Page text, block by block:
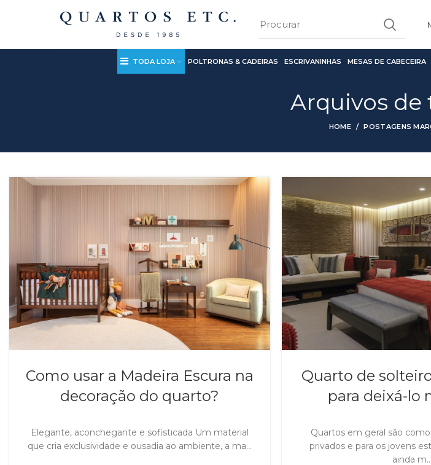
TODA LOJA POLTRONAS & CADEIRAS ESCRIVANINHAS MESAS DE CABECEIRA
Arquivos de
HOME POSTAGENS
Como usar a Madeira Escura na
decoração do quarto?
Elegante, aconchegante e sofisticada Um material
que cria exclusividade e ousadia ao ambiente, a ma...
Quarto de
para deixá-lo
Quartos em geral são
privados e para os jovens
ainda m...